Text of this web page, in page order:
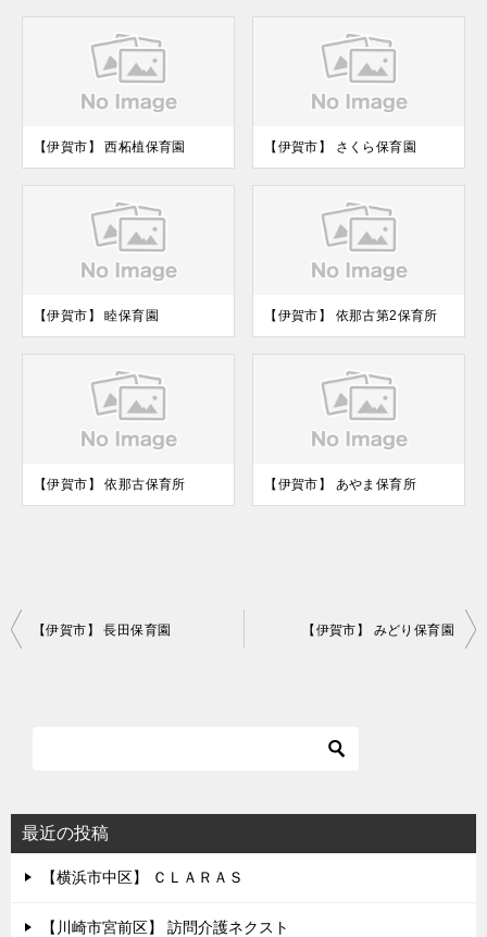
【伊賀市】 西柘植保育園 【伊賀市】 さくら保育園
【伊賀市】 睦保育園 【伊賀市】 依那古第2保育所
【伊賀市】 依那古保育所 【伊賀市】 あやま保育所
投
シ
ョ
【伊賀市】 長田保育園 【伊賀市】 みどり保育園
最近の投稿
【横浜市中区】 ＣＬＡＲＡＳ
【川崎市宮前区】 訪問介護ネクスト